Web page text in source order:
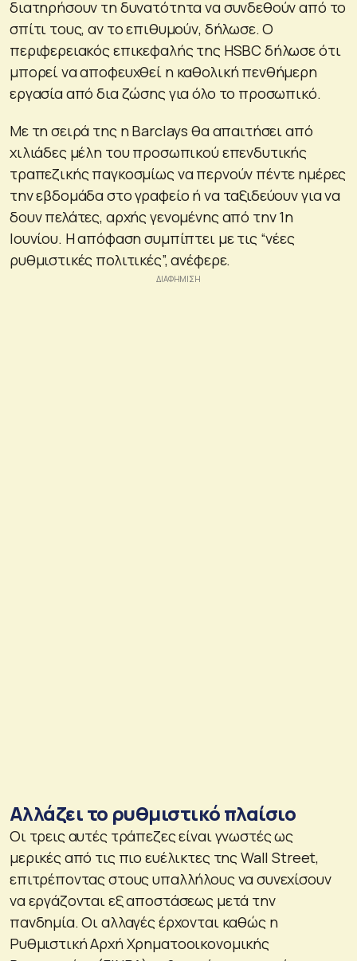
διατηρήσουν τη δυνατότητα να συνδεθούν από το
σπίτι τους, αν το επιθυμούν, δήλωσε. Ο
περιφερειακός επικεφαλής της HSBC δήλωσε ότι
μπορεί να αποφευχθεί η καθολική πενθήμερη
εργασία από δια ζώσης για όλο το προσωπικό.
Με τη σειρά της η Barclays θα απαιτήσει από
χιλιάδες μέλη του προσωπικού επενδυτικής
τραπεζικής παγκοσμίως να περνούν πέντε ημέρες
την εβδομάδα στο γραφείο ή να ταξιδεύουν για να
δουν πελάτες, αρχής γενομένης από την 1η
Ιουνίου. Η απόφαση συμπίπτει με τις “νέες
ρυθμιστικές πολιτικές”, ανέφερε.
Αλλάζει το ρυθμιστικό πλαίσιο
Οι τρεις αυτές τράπεζες είναι γνωστές ως
μερικές από τις πιο ευέλικτες της Wall Street,
επιτρέποντας στους υπαλλήλους να συνεχίσουν
να εργάζονται εξ αποστάσεως μετά την
πανδημία. Οι αλλαγές έρχονται καθώς η
Ρυθμιστική Αρχή Χρηματοοικονομικής